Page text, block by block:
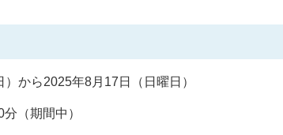
から2025年8月17日（日曜日）
（期間中）